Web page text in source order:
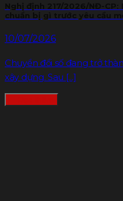
10/07/2026
Chuyển đổi số đang trở
xây dựng. Sau [...]